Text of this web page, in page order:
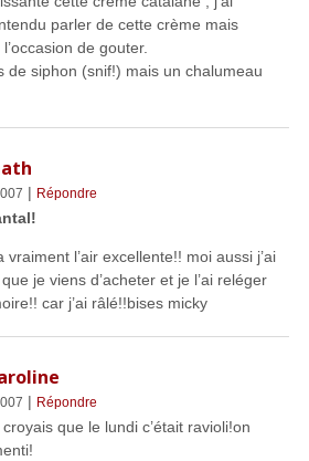
parler de cette crème mais
de gouter.
de siphon (snif!) mais un chalumeau
| Répondre
vraiment l’air excellente!! moi aussi j’ai
je viens d’acheter et je l’ai reléger
car j’ai râlé!!bises micky
| Répondre
que le lundi c’était ravioli!on